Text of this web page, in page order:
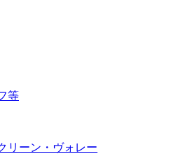
等
リーン・ヴォレー